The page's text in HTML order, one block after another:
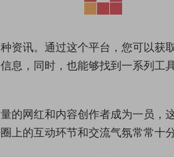
资讯。通过这个平台，您可以获
息，同时，也能够找到一系列工
的网红和内容创作者成为一员，
上的互动环节和交流气氛常常十